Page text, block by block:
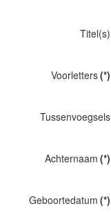
Titel(s)
Voorletters(*)
Tussenvoegsels
Achternaam (*)
Geboortedatum (*)